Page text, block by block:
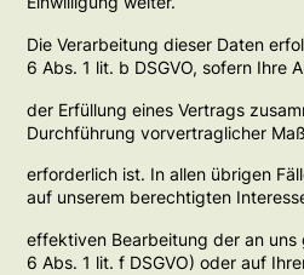
Die Verarbeitung dieser Daten
6 Abs. 1 lit. b DSGVO, sofern Ihre
der Erfüllung eines Vertrags
Durchführung vorvertraglicher
erforderlich ist. In allen übrigen
auf unserem berechtigten
effektiven Bearbeitung der an
6 Abs. 1 lit. f DSGVO) oder auf